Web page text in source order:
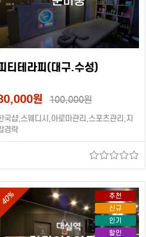
티테라피(대구.수성)
원 100,000원
국샵,스웨디시,아로마관리,스포츠관리,지
경락
추천
신규
인기
할인
40%